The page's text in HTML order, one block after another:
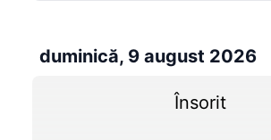
duminică, 9 august 2026
Însorit